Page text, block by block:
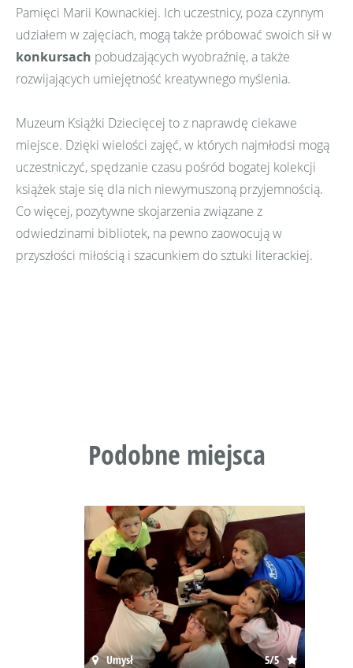
Pamięci Marii Kownackiej. Ich uczestnicy, poza czynnym
udziałem w zajęciach, mogą także próbować swoich sił w
konkursach pobudzających wyobraźnię, a także
rozwijających umiejętność kreatywnego myślenia.
Muzeum Książki Dziecięcej to z naprawdę ciekawe
miejsce. Dzięki wielości zajęć, w których najmłodsi mogą
uczestniczyć, spędzanie czasu pośród bogatej kolekcji
książek staje się dla nich niewymuszoną przyjemnością.
Co więcej, pozytywne skojarzenia związane z
odwiedzinami bibliotek, na pewno zaowocują w
przyszłości miłością i szacunkiem do sztuki literackiej.
Podobne miejsca
Umysł 5/5